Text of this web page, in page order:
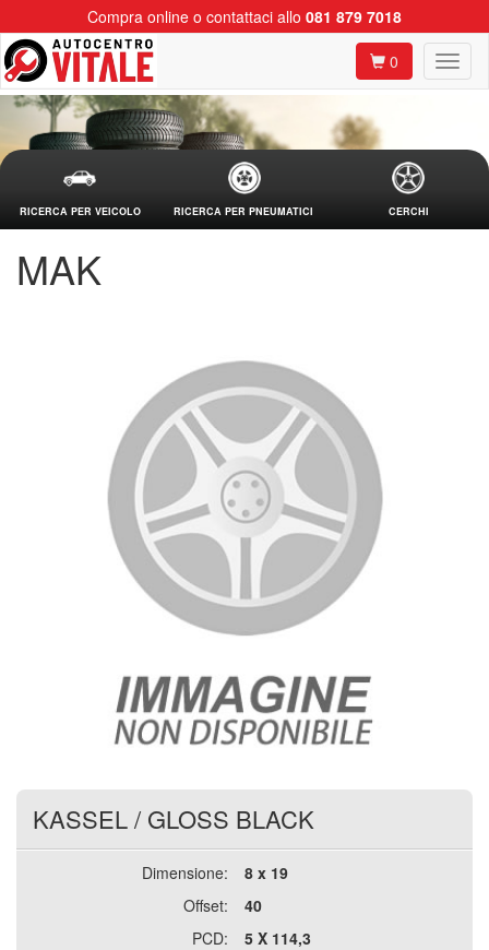
Compra online o contattaci allo 081 879 7018
0
RICERCA PER VEICOLO RICERCA PER PNEUMATICI CERCHI
MAK
KASSEL/ GLOSS BLACK
Dimensione:
8 x 19
Offset:
40
PCD:
5 X 114,3